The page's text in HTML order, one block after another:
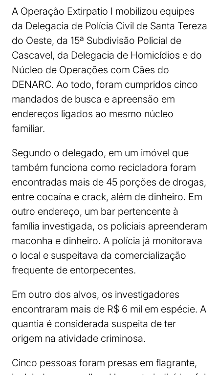
A Operação Extirpatio I mobilizou equipes
da Delegacia de Polícia Civil de Santa Tereza
do Oeste, da 15ª Subdivisão Policial de
Cascavel, da Delegacia de Homicídios e do
Núcleo de Operações com Cães do
DENARC. Ao todo, foram cumpridos cinco
mandados de busca e apreensão em
endereços ligados ao mesmo núcleo
familiar.
Segundo o delegado, em um imóvel que
também funciona como recicladora foram
encontradas mais de 45 porções de drogas,
entre cocaína e crack, além de dinheiro. Em
outro endereço, um bar pertencente à
família investigada, os policiais apreenderam
maconha e dinheiro. A polícia já monitorava
o local e suspeitava da comercialização
frequente de entorpecentes.
Em outro dos alvos, os investigadores
encontraram mais de R$ 6 mil em espécie. A
quantia é considerada suspeita de ter
origem na atividade criminosa.
Cinco pessoas foram presas em flagrante,